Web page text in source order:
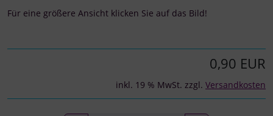
Für eine größere Ansicht klicken Sie auf das Bild!
0,90 EUR
inkl. 19 % MwSt. zzgl. Versandkosten